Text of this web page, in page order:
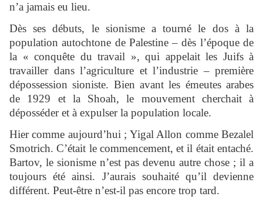
n’a jamais eu lieu.
Dès ses débuts, le sionisme a tourné le dos à la
population autochtone de Palestine – dès l’époque de
la « conquête du travail », qui appelait les Juifs à
travailler dans l’agriculture et l’industrie – première
dépossession sioniste. Bien avant les émeutes arabes
de 1929 et la Shoah, le mouvement cherchait à
déposséder et à expulser la population locale.
Hier comme aujourd’hui ; Yigal Allon comme Bezalel
Smotrich. C’était le commencement, et il était entaché.
Bartov, le sionisme n’est pas devenu autre chose ; il a
toujours été ainsi. J’aurais souhaité qu’il devienne
différent. Peut-être n’est-il pas encore trop tard.